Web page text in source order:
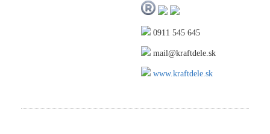
0911 545 645
mail@kraftdele.sk
www.kraftdele.sk